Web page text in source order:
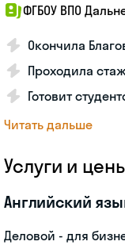
ФГБОУ ВПО
Окончила
Проходила
Готовит
Читать дальше
Услуги и
Английский
Деловой - для